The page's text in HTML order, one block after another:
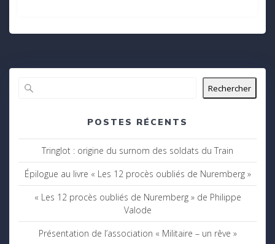
Rechercher
POSTES RÉCENTS
Tringlot : origine du surnom des soldats du Train
Épilogue au livre « Les 12 procès oubliés de Nuremberg »
« Les 12 procès oubliés de Nuremberg » de Philippe
Valode
Présentation de l’association « Militaire – un rêve »